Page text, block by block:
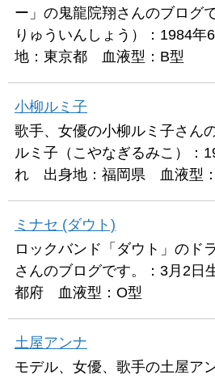
ー」の鬼龍院翔さんのブログ
りゅういんしょう）：1984
地：東京都 血液型：B型
小柳ルミ子
歌手、女優の小柳ルミ子さん
ルミ子（こやなぎるみこ）：
れ 出身地：福岡県 血液型
ミナセ (ダウト)
ロックバンド「ダウト」のド
さんのブログです。：3月2
都府 血液型：O型
土屋アンナ
モデル、女優、歌手の土屋ア